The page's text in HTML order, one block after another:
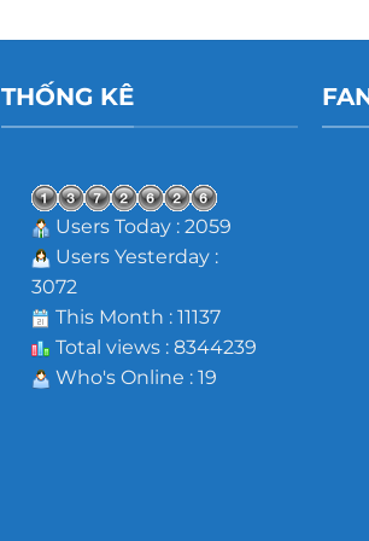
THỐNG KÊ
Users Today : 2059
Users Yesterday :
3072
This Month : 11137
Total views : 8344239
Who's Online : 19